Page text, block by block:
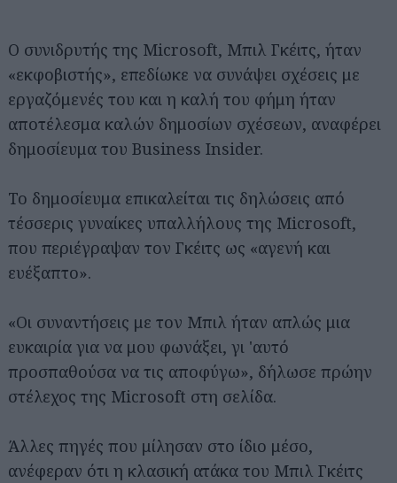
Ο συνιδρυτής της Microsoft, Μπιλ Γκέιτς, ήταν
«εκφοβιστής», επεδίωκε να συνάψει σχέσεις με
εργαζόμενές του και η καλή του φήμη ήταν
αποτέλεσμα καλών δημοσίων σχέσεων, αναφέρει
δημοσίευμα του Business Insider.
Το δημοσίευμα επικαλείται τις δηλώσεις από
τέσσερις γυναίκες υπαλλήλους της Microsoft,
που περιέγραψαν τον Γκέιτς ως «αγενή και
ευέξαπτο».
«Οι συναντήσεις με τον Μπιλ ήταν απλώς μια
ευκαιρία για να μου φωνάξει, γι 'αυτό
προσπαθούσα να τις αποφύγω», δήλωσε πρώην
στέλεχος της Microsoft στη σελίδα.
Άλλες πηγές που μίλησαν στο ίδιο μέσο,
ανέφεραν ότι η κλασική ατάκα του Μπιλ Γκέιτς